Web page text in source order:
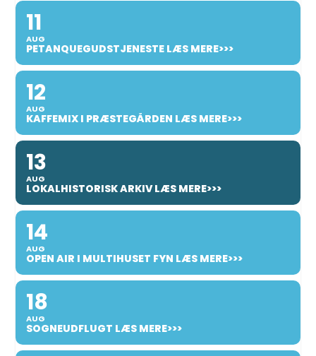
11
AUG
PETANQUEGUDSTJENESTE LÆS MERE>>>
12
AUG
KAFFEMIX I PRÆSTEGÅRDEN LÆS MERE>>>
13
AUG
LOKALHISTORISK ARKIV LÆS MERE>>>
14
AUG
OPEN AIR I MULTIHUSET FYN LÆS MERE>>>
18
AUG
SOGNEUDFLUGT LÆS MERE>>>